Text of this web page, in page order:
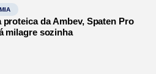
proteica da Ambev, Spaten Pro
milagre sozinha